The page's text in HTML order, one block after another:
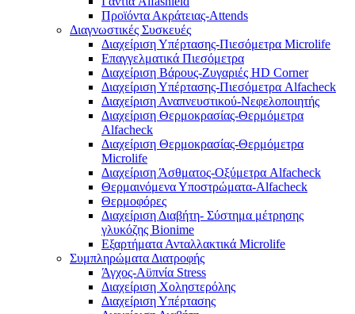
Προϊόντα Ακράτειας-Attends
Διαγνωστικές Συσκευές
Διαχείριση Υπέρτασης-Πιεσόμετρα Microlife
Επαγγελματικά Πιεσόμετρα
Διαχείριση Βάρους-Ζυγαριές HD Corner
Διαχείριση Υπέρτασης-Πιεσόμετρα Alfacheck
Διαχείριση Αναπνευστικού-Νεφελοποιητής
Διαχείριση Θερμοκρασίας-Θερμόμετρα
Alfacheck
Διαχείριση Θερμοκρασίας-Θερμόμετρα
Microlife
Διαχείριση Άσθματος-Οξύμετρα Alfacheck
Θερμαινόμενα Υποστρώματα-Alfacheck
Θερμοφόρες
Διαχείριση Διαβήτη- Σύστημα μέτρησης
γλυκόζης Bionime
Εξαρτήματα Ανταλλακτικά Microlife
Συμπληρώματα Διατροφής
Άγχος-Αϋπνία Stress
Διαχείριση Χοληστερόλης
Διαχείριση Υπέρτασης